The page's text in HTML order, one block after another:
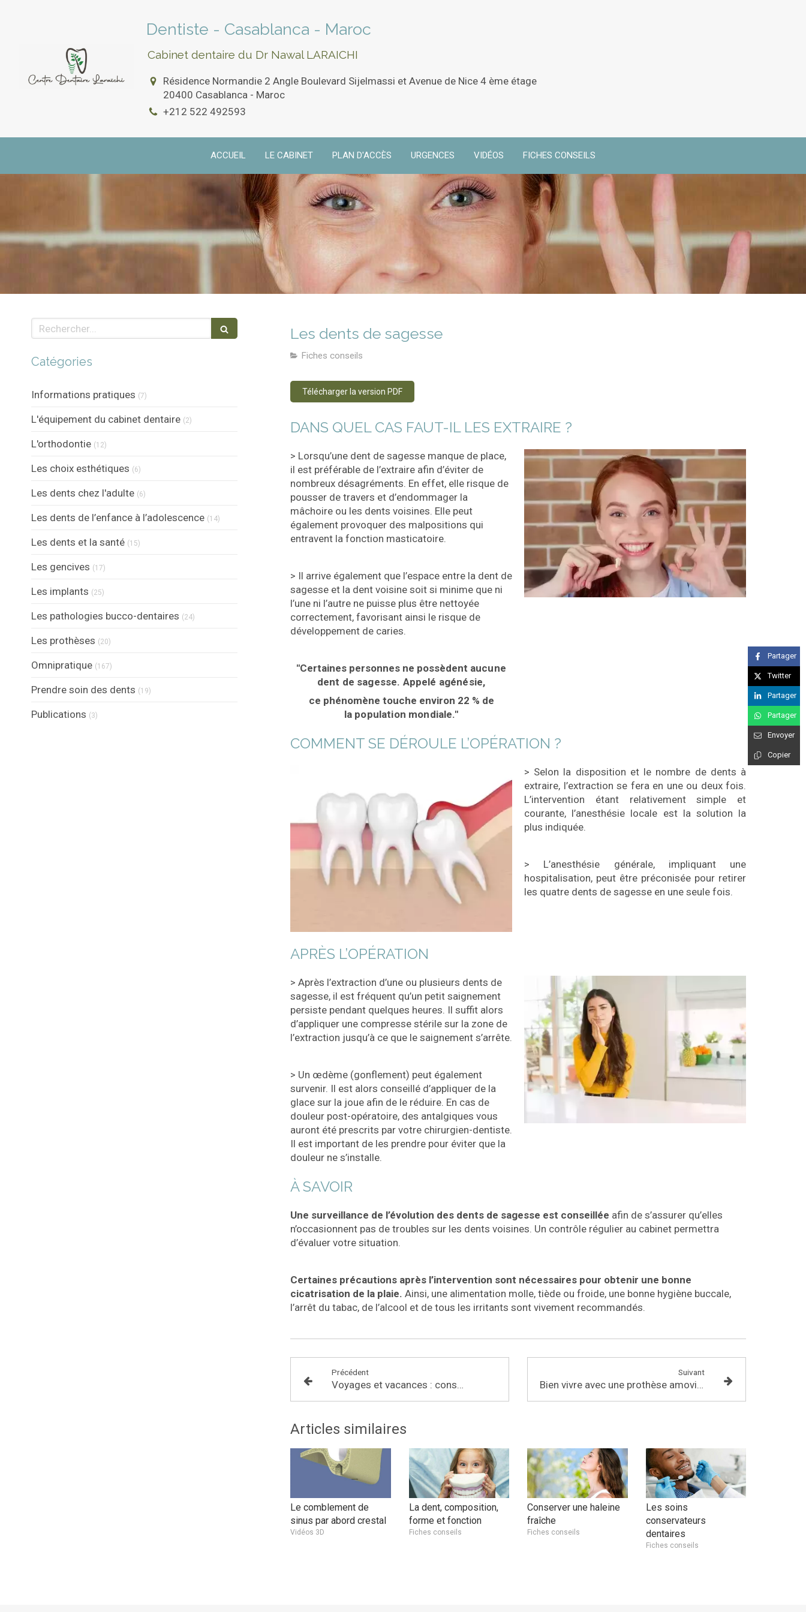
ACCUEIL LE CABINET PLAN D'ACCÈS URGENCES VIDÉOS FICHES CONSEILS
Dentiste - Casablanca - Maroc
Cabinet dentaire du Dr Nawal LARAICHI
Résidence Normandie 2 Angle Boulevard Sijelmassi et Avenue de Nice 4 ème étage
20400 Casablanca - Maroc
+212 522 492593
Les dents de sagesse
Fiches conseils
Télécharger la version PDF
DANS QUEL CAS FAUT-IL LES EXTRAIRE ?
> Lorsqu’une dent de sagesse manque de place,
il est préférable de l’extraire afin d’éviter de
nombreux désagréments. En effet, elle risque de
pousser de travers et d’endommager la
mâchoire ou les dents voisines. Elle peut
également provoquer des malpositions qui
entravent la fonction masticatoire.
> Il arrive également que l’espace entre la dent de
sagesse et la dent voisine soit si minime que ni
l’une ni l’autre ne puisse plus être nettoyée
correctement, favorisant ainsi le risque de
développement de caries.
"Certaines personnes ne possèdent aucune
dent de sagesse. Appelé agénésie,
ce phénomène touche environ 22 % de
la population mondiale."
COMMENT SE DÉROULE L’OPÉRATION ?
> Selon la disposition et le nombre de dents à
extraire, l’extraction se fera en une ou deux fois.
L’intervention étant relativement simple et
courante, l’anesthésie locale est la solution la
plus indiquée.
> L’anesthésie générale, impliquant une
hospitalisation, peut être préconisée pour retirer
les quatre dents de sagesse en une seule fois.
APRÈS L’OPÉRATION
> Après l’extraction d’une ou plusieurs dents de
sagesse, il est fréquent qu’un petit saignement
persiste pendant quelques heures. Il suffit alors
d’appliquer une compresse stérile sur la zone de
l’extraction jusqu’à ce que le saignement s’arrête.
> Un œdème (gonflement) peut également
survenir. Il est alors conseillé d’appliquer de la
glace sur la joue afin de le réduire. En cas de
douleur post-opératoire, des antalgiques vous
auront été prescrits par votre chirurgien-dentiste.
Il est important de les prendre pour éviter que la
douleur ne s’installe.
À SAVOIR
Une surveillance de l’évolution des dents de sagesse est conseillée afin de s’assurer qu’elles
n’occasionnent pas de troubles sur les dents voisines. Un contrôle régulier au cabinet permettra
d’évaluer votre situation.
Certaines précautions après l’intervention sont nécessaires pour obtenir une bonne
cicatrisation de la plaie. Ainsi, une alimentation molle, tiède ou froide, une bonne hygiène buccale,
l’arrêt du tabac, de l’alcool et de tous les irritants sont vivement recommandés.
Précédent
Voyages et vacances : conseils pratiques
Suivant
Bien vivre avec une prothèse amovible
Articles similaires
Le comblement de
sinus par abord crestal
Vidéos 3D
La dent, composition,
forme et fonction
Fiches conseils
Conserver une haleine
fraîche
Fiches conseils
Les soins
conservateurs
dentaires
Fiches conseils
Partager
Twitter
Partager
Partager
Envoyer
Copier
Rechercher
Catégories
Informations pratiques (7)
L'équipement du cabinet dentaire (2)
L'orthodontie (12)
Les choix esthétiques (6)
Les dents chez l'adulte (6)
Les dents de l’enfance à l’adolescence (14)
Les dents et la santé (15)
Les gencives (17)
Les implants (25)
Les pathologies bucco-dentaires (24)
Les prothèses (20)
Omnipratique (167)
Prendre soin des dents (19)
Publications (3)